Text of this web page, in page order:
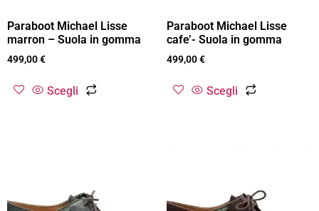
Paraboot Michael Lisse
marron – Suola in gomma
499,00€
Scegli
Paraboot Michael Lisse
cafe’- Suola in gomma
499,00€
Scegli